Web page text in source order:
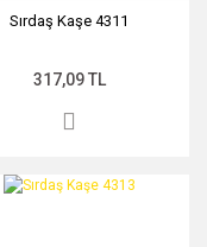
Sırdaş Kaşe 4311
317,09 TL